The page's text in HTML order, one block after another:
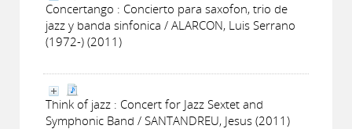
Concertango : Concierto para saxofon, trio de
jazz y banda sinfonica / ALARCON, Luis Serrano
(1972-) (2011)
Think of jazz : Concert for Jazz Sextet and
Symphonic Band / SANTANDREU, Jesus (2011)